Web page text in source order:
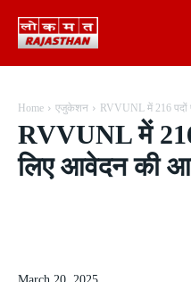
Home एजुकेशन RVVUNL में 216 पदों
RVVUNL में 216
लिए आवेदन की